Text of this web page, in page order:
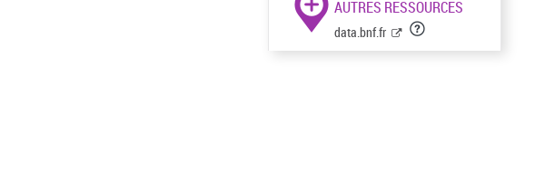
AUTRES RESSOURCES
data.bnf.fr